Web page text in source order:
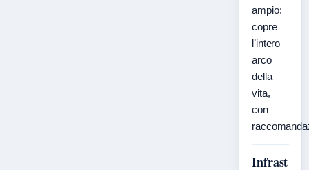
ampio:
copre
l’intero
arco
della
vita,
con
Infrast